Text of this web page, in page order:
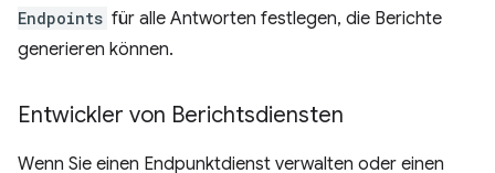
Endpoints für alle Antworten festlegen, die Berichte
generieren können.
Entwickler von Berichtsdiensten
Wenn Sie einen Endpunktdienst verwalten oder einen